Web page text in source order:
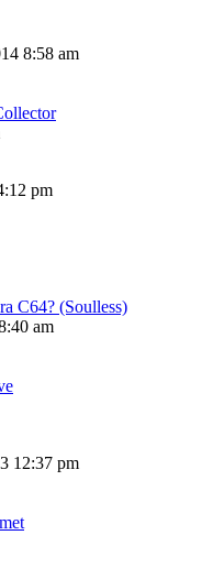
8:58 am
pm
C64? (Soulless)
am
12:37 pm